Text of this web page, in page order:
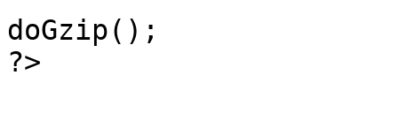
doGzip();
?>